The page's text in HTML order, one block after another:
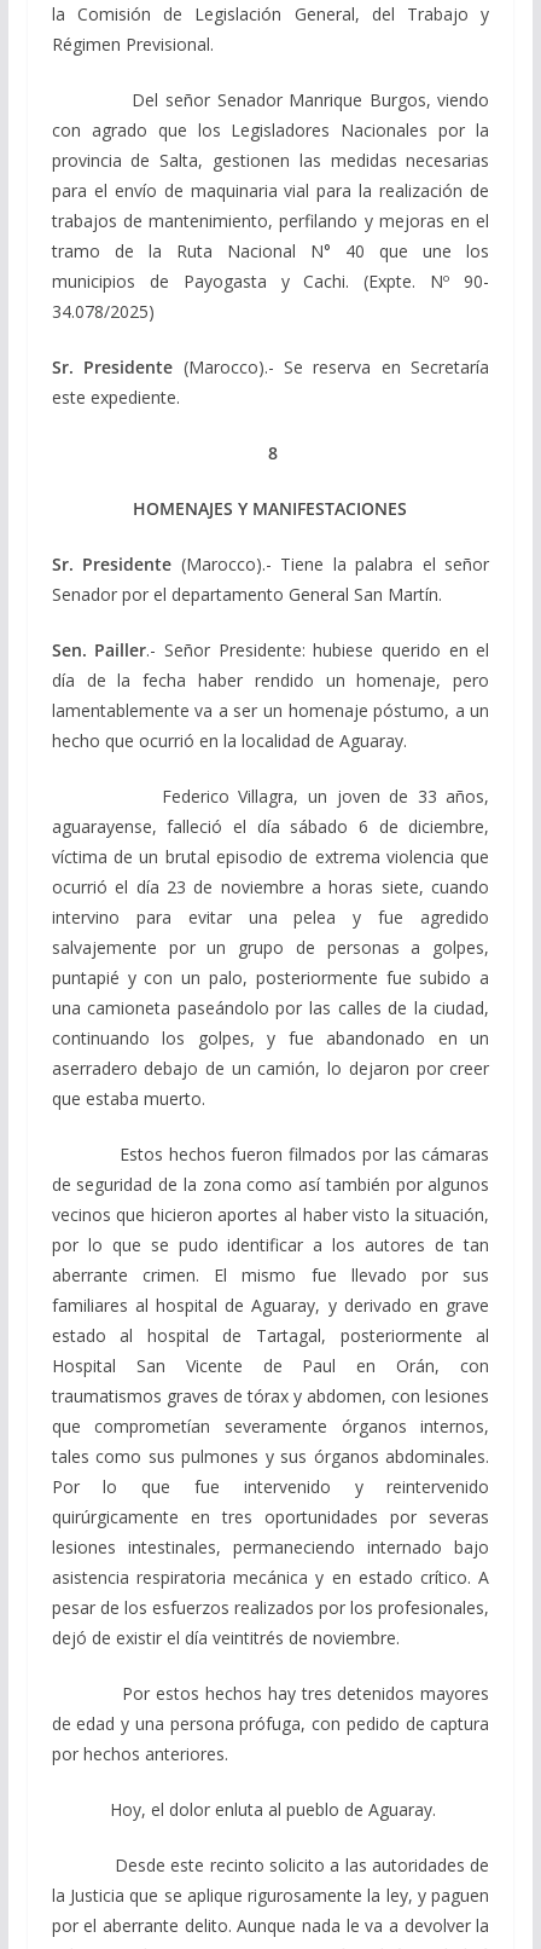
la Comisión de Legislación General, del Trabajo y
Régimen Previsional.
Del señor Senador Manrique Burgos, viendo
con agrado que los Legisladores Nacionales por la
provincia de Salta, gestionen las medidas necesarias
para el envío de maquinaria vial para la realización de
trabajos de mantenimiento, perfilando y mejoras en el
tramo de la Ruta Nacional N° 40 que une los
municipios de Payogasta y Cachi. (Expte. Nº 90-
34.078/2025)
Sr. Presidente (Marocco).- Se reserva en Secretaría
este expediente.
8
HOMENAJES Y MANIFESTACIONES
Sr. Presidente (Marocco).- Tiene la palabra el señor
Senador por el departamento General San Martín.
Sen. Pailler.- Señor Presidente: hubiese querido en el
día de la fecha haber rendido un homenaje, pero
lamentablemente va a ser un homenaje póstumo, a un
hecho que ocurrió en la localidad de Aguaray.
Federico Villagra, un joven de 33 años,
aguarayense, falleció el día sábado 6 de diciembre,
víctima de un brutal episodio de extrema violencia que
ocurrió el día 23 de noviembre a horas siete, cuando
intervino para evitar una pelea y fue agredido
salvajemente por un grupo de personas a golpes,
puntapié y con un palo, posteriormente fue subido a
una camioneta paseándolo por las calles de la ciudad,
continuando los golpes, y fue abandonado en un
aserradero debajo de un camión, lo dejaron por creer
que estaba muerto.
Estos hechos fueron filmados por las cámaras
de seguridad de la zona como así también por algunos
vecinos que hicieron aportes al haber visto la situación,
por lo que se pudo identificar a los autores de tan
aberrante crimen. El mismo fue llevado por sus
familiares al hospital de Aguaray, y derivado en grave
estado al hospital de Tartagal, posteriormente al
Hospital San Vicente de Paul en Orán, con
traumatismos graves de tórax y abdomen, con lesiones
que comprometían severamente órganos internos,
tales como sus pulmones y sus órganos abdominales.
Por lo que fue intervenido y reintervenido
quirúrgicamente en tres oportunidades por severas
lesiones intestinales, permaneciendo internado bajo
asistencia respiratoria mecánica y en estado crítico. A
pesar de los esfuerzos realizados por los profesionales,
dejó de existir el día veintitrés de noviembre.
Por estos hechos hay tres detenidos mayores
de edad y una persona prófuga, con pedido de captura
por hechos anteriores.
Hoy, el dolor enluta al pueblo de Aguaray.
Desde este recinto solicito a las autoridades de
la Justicia que se aplique rigurosamente la ley, y paguen
por el aberrante delito. Aunque nada le va a devolver la